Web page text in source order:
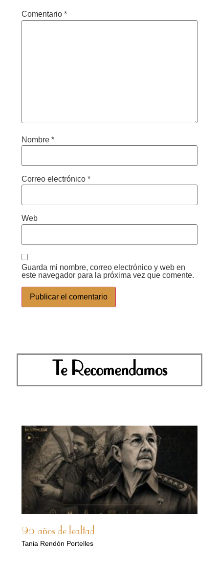
Comentario *
Nombre *
Correo electrónico *
Web
Guarda mi nombre, correo electrónico y web en
este navegador para la próxima vez que comente.
Te Recomendamos
95 años de lealtad
Tania Rendón Portelles